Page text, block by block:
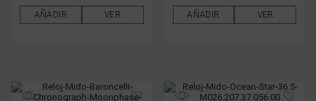
AÑADIR VER AÑADIR VER